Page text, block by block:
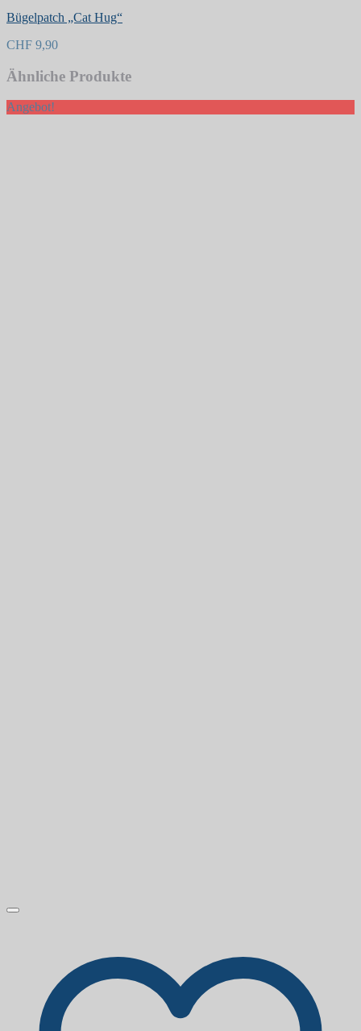
Bügelpatch „Cat Hug“
CHF 9,90
Ähnliche Produkte
Angebot!